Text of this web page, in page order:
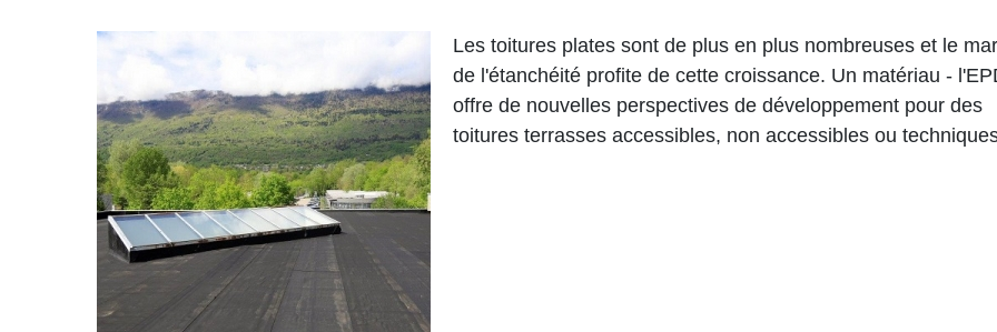
Les toitures plates sont de plus en plus nombreuses et le
de l'étanchéité profite de cette croissance. Un matériau -
offre de nouvelles perspectives de développement pour des
toitures terrasses accessibles, non accessibles ou